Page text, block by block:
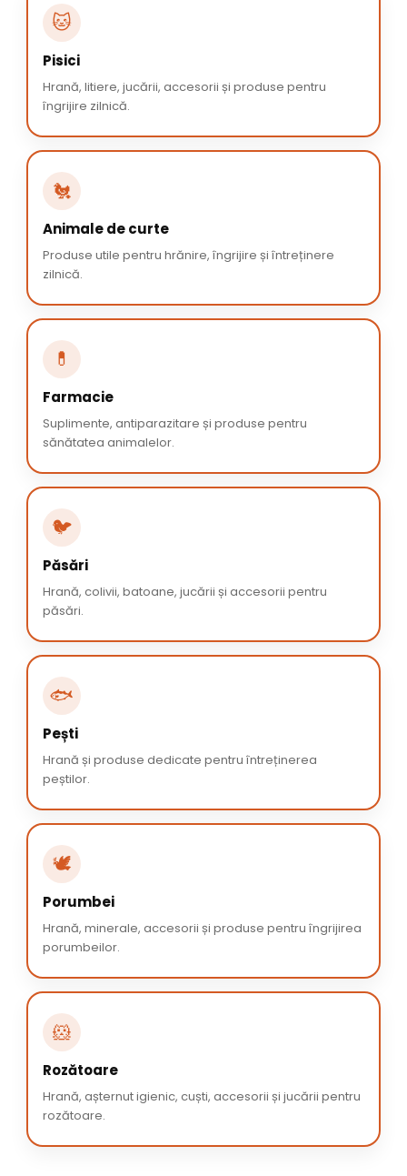
🐱
Pisici
Hrană, litiere, jucării, accesorii și produse pentru
îngrijire zilnică.
🐔
Animale de curte
Produse utile pentru hrănire, îngrijire și întreținere
zilnică.
💊
Farmacie
Suplimente, antiparazitare și produse pentru
sănătatea animalelor.
🐦
Păsări
Hrană, colivii, batoane, jucării și accesorii pentru
păsări.
🐟
Pești
Hrană și produse dedicate pentru întreținerea
peștilor.
🕊️
Porumbei
Hrană, minerale, accesorii și produse pentru îngrijirea
porumbeilor.
🐹
Rozătoare
Hrană, așternut igienic, cuști, accesorii și jucării pentru
rozătoare.